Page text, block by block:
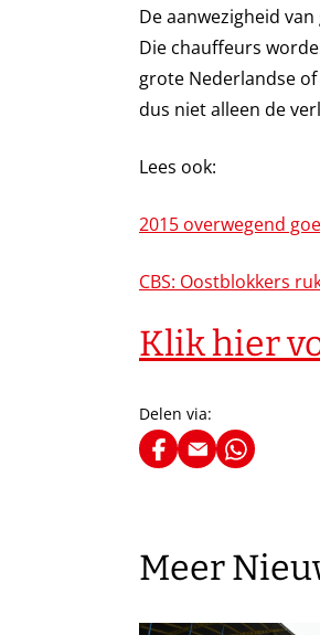
De aanwezigheid
Die chauffeurs
grote Nederlandse
dus niet alleen de
Lees ook:
2015 overwegend
CBS: Oostblokkers
Klik hier
Delen via:
Meer